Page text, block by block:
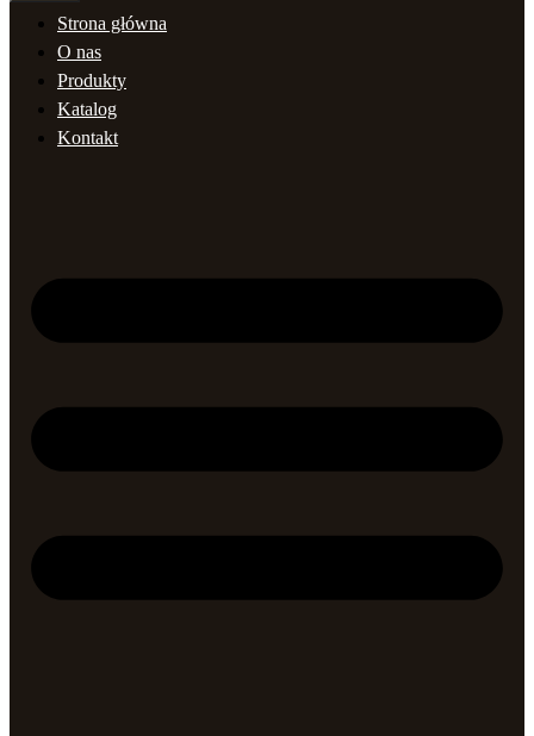
Strona główna
O nas
Produkty
Katalog
Kontakt